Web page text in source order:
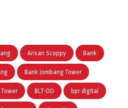
Arisan Scoppy Bank
Bank Jombang Tower
Tower BLT-DD bpr digital